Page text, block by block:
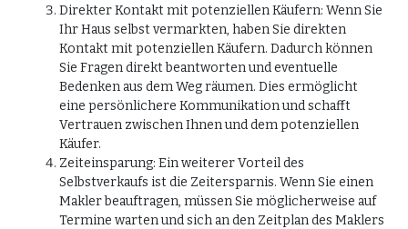
Direkter Kontakt mit potenziellen Käufern: Wenn Sie
Ihr Haus selbst vermarkten, haben Sie direkten
Kontakt mit potenziellen Käufern. Dadurch können
Sie Fragen direkt beantworten und eventuelle
Bedenken aus dem Weg räumen. Dies ermöglicht
eine persönlichere Kommunikation und schafft
Vertrauen zwischen Ihnen und dem potenziellen
Käufer.
Zeiteinsparung: Ein weiterer Vorteil des
Selbstverkaufs ist die Zeitersparnis. Wenn Sie einen
Makler beauftragen, müssen Sie möglicherweise auf
Termine warten und sich an den Zeitplan des Maklers